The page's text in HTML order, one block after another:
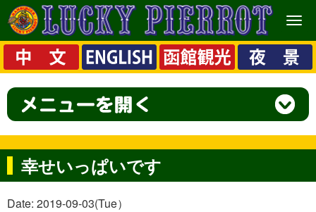
メ
ニ
ュ
ー
幸せいっぱいです
Date: 2019-09-03(Tue）